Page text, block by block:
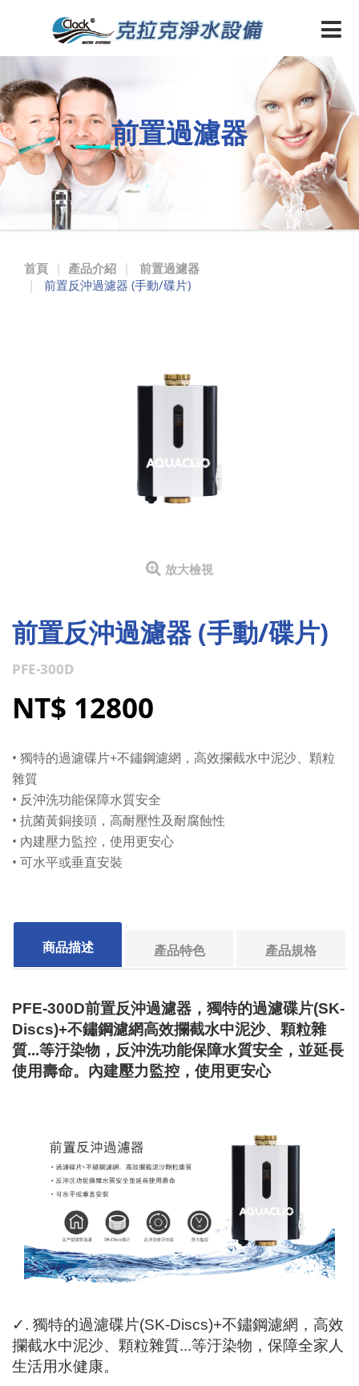
300D
碟
片
型
前
過
濾
前置過濾器
首頁 產品介紹
前置過濾器
前置反沖過濾器 (手動/碟片)
放大檢視
前置反沖過濾器 (手動/碟片)
PFE-300D
NT$ 12800
• 獨特的過濾碟片+不鏽鋼濾網，高效攔截水中泥沙、顆粒
雜質
• 反沖洗功能保障水質安全
• 抗菌黃銅接頭，高耐壓性及耐腐蝕性
• 內建壓力監控，使用更安心
• 可水平或垂直安裝
商品描述 產品特色 產品規格
PFE-300D前置反沖過濾器，獨特的過濾碟片(SK-
Discs)+不鏽鋼濾網高效攔截水中泥沙、顆粒雜
質...等汙染物，反沖洗功能保障水質安全，並延長
使用壽命。內建壓力監控，使用更安心
✓. 獨特的過濾碟片(SK-Discs)+不鏽鋼濾網，高效
攔截水中泥沙、顆粒雜質...等汙染物，保障全家人
生活用水健康。